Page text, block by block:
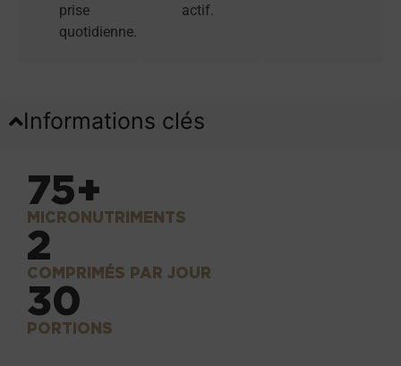
prise
quotidienne.
actif.
Informations clés
75+
MICRONUTRIMENTS
2
COMPRIMÉS PAR JOUR
30
PORTIONS